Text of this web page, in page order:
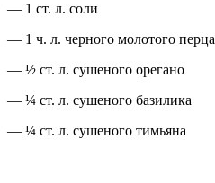
— 1 ст. л. соли
— 1 ч. л. черного молотого перца
— ½ ст. л. сушеного орегано
— ¼ ст. л. сушеного базилика
— ¼ ст. л. сушеного тимьяна